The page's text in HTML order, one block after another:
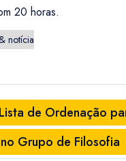
20 horas.
notícia
Lista de Ordenação
Grupo de Filosofia